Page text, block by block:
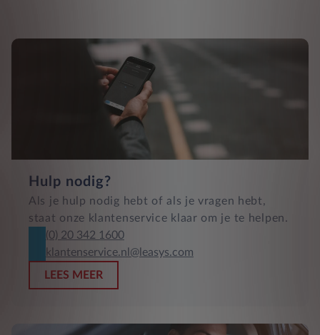
Hulp nodig?
Als je hulp nodig hebt of als je vragen hebt,
staat onze klantenservice klaar om je te helpen.
(0) 20 342 1600
klantenservice.nl@leasys.com
LEES MEER